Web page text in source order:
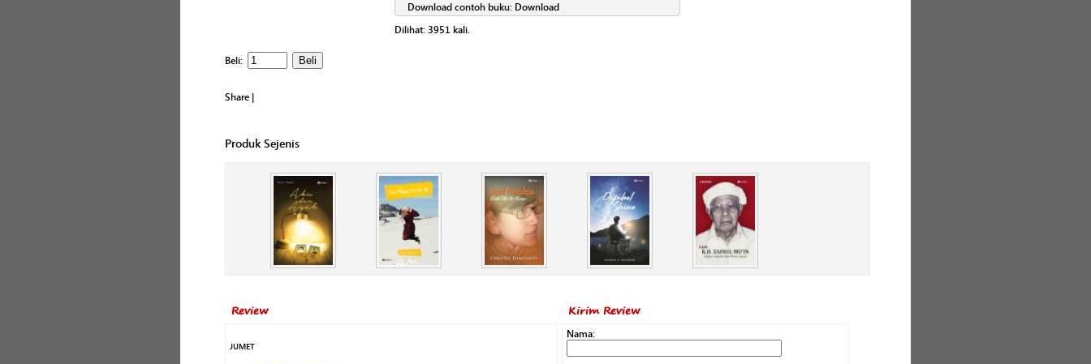
Download contoh buku: Download
Dilihat: 3951 kali.
Beli:
Share |
Produk Sejenis
Review
JUMET
Kirim Review
Nama: